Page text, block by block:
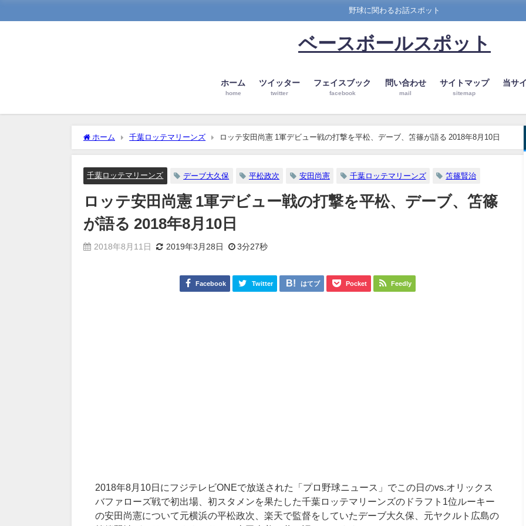
野球に関わるお話スポット
ベースボールスポット
ホーム
home
ツイッター
twitter
フェイスブック
facebook
問い合わせ
mail
サイトマップ
sitemap
当サ
ホーム 千葉ロッテマリーンズ ロッテ安田尚憲 1軍デビュー戦の打撃を平松、デーブ、笘篠が語る 2018年8月10日
千葉ロッテマリーンズ デーブ大久保 平松政次 安田尚憲 千葉ロッテマリーンズ 笘篠賢治
ロッテ安田尚憲 1軍デビュー戦の打撃を平松、デーブ、笘篠
が語る 2018年8月10日
2018年8月11日 2019年3月28日 3分27秒
Facebook Twitter はてブ Pocket Feedly
2018年8月10日にフジテレビONEで放送された「プロ野球ニュース」でこの日のvs.オリックス
バファローズ戦で初出場、初スタメンを果たした千葉ロッテマリーンズのドラフト1位ルーキー
の安田尚憲について元横浜の平松政次、楽天で監督をしていたデーブ大久保、元ヤクルト広島の